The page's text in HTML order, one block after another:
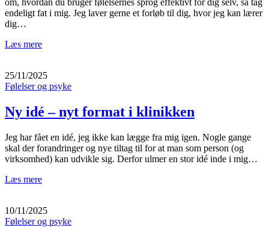
endeligt fat i mig. Jeg laver gerne et forløb til dig, hvor jeg kan lærer
dig…
Læs mere
25/11/2025
Følelser og psyke
Ny idé – nyt format i klinikken
Jeg har fået en idé, jeg ikke kan lægge fra mig igen. Nogle gange
skal der forandringer og nye tiltag til for at man som person (og
virksomhed) kan udvikle sig. Derfor ulmer en stor idé inde i mig…
Læs mere
10/11/2025
Følelser og psyke